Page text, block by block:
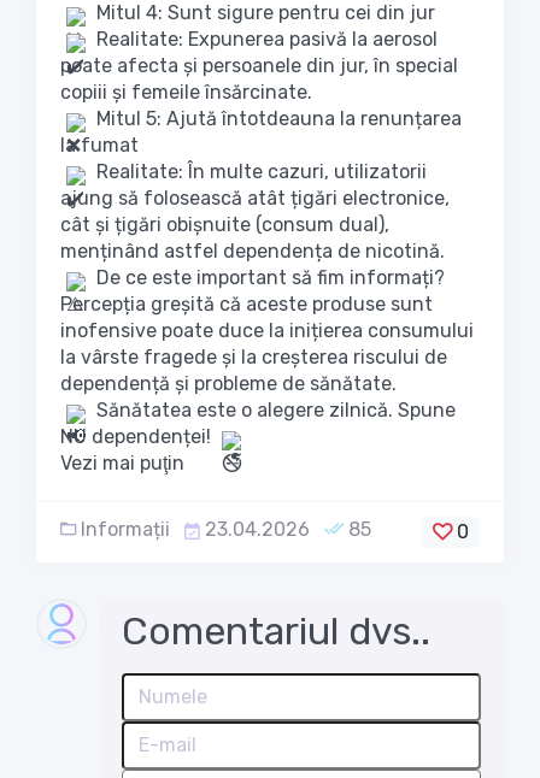
Mitul 4: Sunt sigure pentru cei din jur
Realitate: Expunerea pasivă la aerosol
poate afecta și persoanele din jur, în special
copiii și femeile însărcinate.
Mitul 5: Ajută întotdeauna la renunțarea
la fumat
Realitate: În multe cazuri, utilizatorii
ajung să folosească atât țigări electronice,
cât și țigări obișnuite (consum dual),
menținând astfel dependența de nicotină.
De ce este important să fim informați?
Percepția greșită că aceste produse sunt
inofensive poate duce la inițierea consumului
la vârste fragede și la creșterea riscului de
dependență și probleme de sănătate.
Sănătatea este o alegere zilnică. Spune
NU dependenței!
Vezi mai puţin
Informații 23.04.2026 85 0
Comentariul dvs..